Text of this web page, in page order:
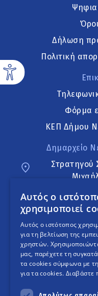
Δήλωση
Πολιτική
Φόρμα
ΚΕΠ Δήμου
Δημαρχείο
Στρατηγού
An
Αυτός ο
χρησιμοποιεί
Αυτός ο ιστότοπος
για τη βελτίωση της
χρηστών.
μας, παρέχετε τη
τα cookies σύμφωνα με
για τα cookies. Διαβάστε